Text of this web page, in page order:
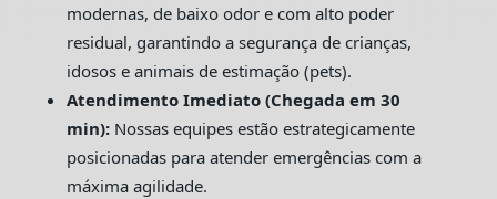
modernas, de baixo odor e com alto poder
residual, garantindo a segurança de crianças,
idosos e animais de estimação (pets).
Atendimento Imediato (Chegada em 30
min):Nossas equipes estão estrategicamente
posicionadas para atender emergências com a
máxima agilidade.